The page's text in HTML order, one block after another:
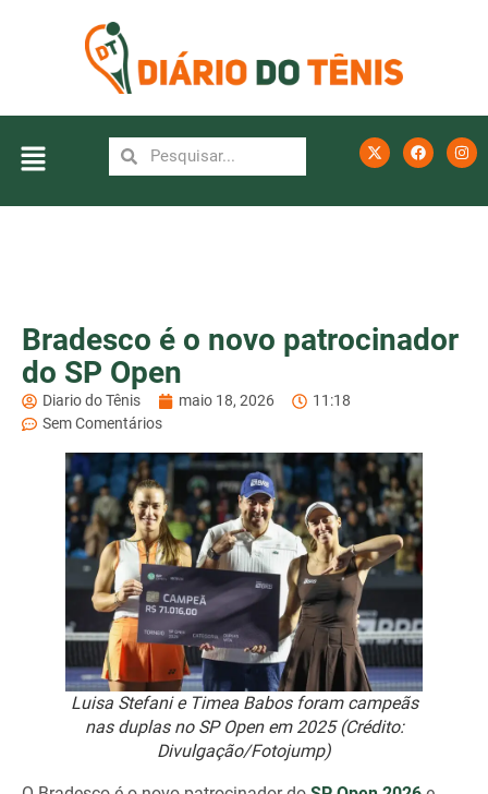
Bradesco é o novo patrocinador
do SP Open
Diario do Tênis maio 18, 2026
11:18
Sem Comentários
Luisa Stefani e Timea Babos foram campeãs
nas duplas no SP Open em 2025 (Crédito:
Divulgação/Fotojump)